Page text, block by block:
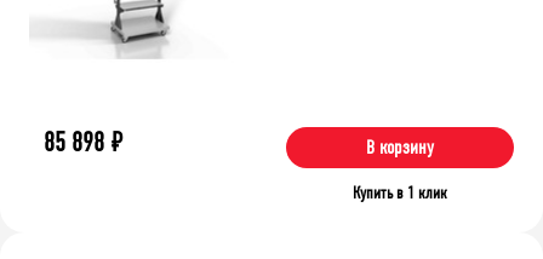
85 898 ₽ В корзину
Купить в 1 клик